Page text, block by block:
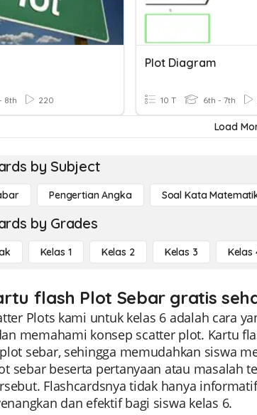
8th 220
Plot Diagram
10 T 6th - 7th
Load
by Subject
Pengertian Angka Soal Kata
by Grades
Kelas 1 Kelas 2 Kelas 3 Kelas
flash Plot Sebar gratis
Plots kami untuk kelas 6 adalah cara
memahami konsep scatter plot. Kartu
sebar, sehingga memudahkan siswa
sebar beserta pertanyaan atau masalah
Flashcardsnya tidak hanya
dan efektif bagi siswa kelas 6.